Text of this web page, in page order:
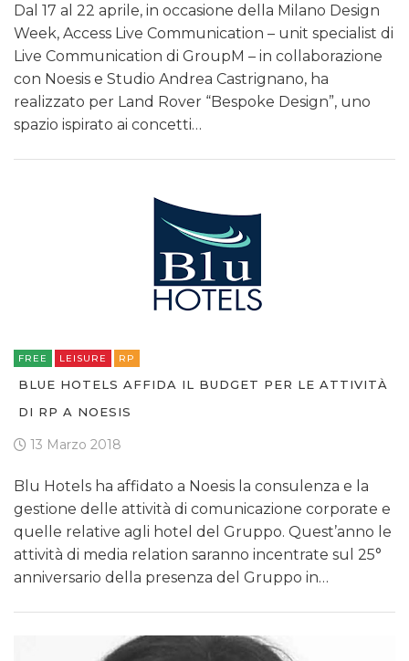
Dal 17 al 22 aprile, in occasione della Milano Design
Week, Access Live Communication – unit specialist di
Live Communication di GroupM – in collaborazione
con Noesis e Studio Andrea Castrignano, ha
realizzato per Land Rover “Bespoke Design”, uno
spazio ispirato ai concetti…
FREE LEISURE RP
BLUE HOTELS AFFIDA IL BUDGET PER LE ATTIVITÀ
DI RP A NOESIS
13 Marzo 2018
Blu Hotels ha affidato a Noesis la consulenza e la
gestione delle attività di comunicazione corporate e
quelle relative agli hotel del Gruppo. Quest’anno le
attività di media relation saranno incentrate sul 25°
anniversario della presenza del Gruppo in…